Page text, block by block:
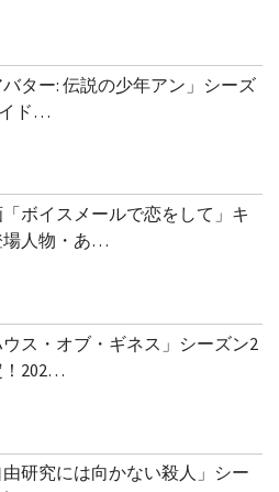
ター: 伝説の少年アン」シーズ
ド…
ボイスメールで恋をして」キ
場人物・あ…
ス・オブ・ギネス」シーズン2
！202…
研究には向かない殺人」シー